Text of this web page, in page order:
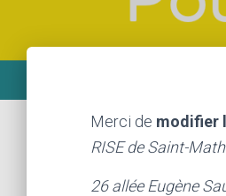
Merci de modifier
RISE de Saint-
26 allée Eugène